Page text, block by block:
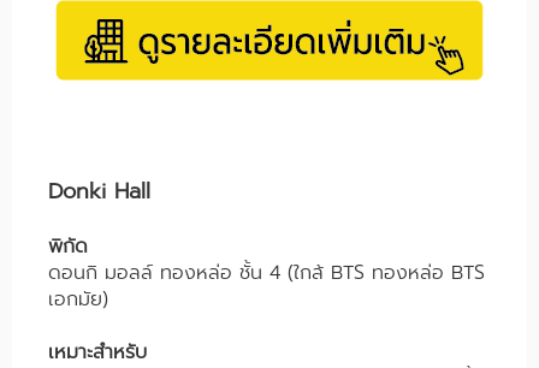
Donki Hall
พิกัด
ดอนกิ มอลล์ ทองหล่อ ชั้น 4 (ใกล้ BTS ทองหล่อ BTS
เอกมัย)
เหมาะสำหรับ